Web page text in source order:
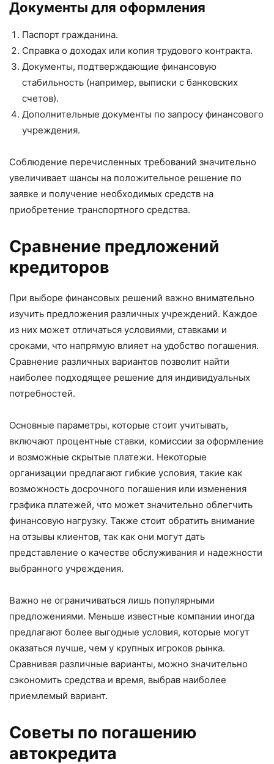
Документы для оформления
Паспорт гражданина.
Справка о доходах или копия трудового контракта.
Документы, подтверждающие финансовую
стабильность (например, выписки с банковских
счетов).
Дополнительные документы по запросу финансового
учреждения.
Соблюдение перечисленных требований значительно
увеличивает шансы на положительное решение по
заявке и получение необходимых средств на
приобретение транспортного средства.
Сравнение предложений
кредиторов
При выборе финансовых решений важно внимательно
изучить предложения различных учреждений. Каждое
из них может отличаться условиями, ставками и
сроками, что напрямую влияет на удобство погашения.
Сравнение различных вариантов позволит найти
наиболее подходящее решение для индивидуальных
потребностей.
Основные параметры, которые стоит учитывать,
включают процентные ставки, комиссии за оформление
и возможные скрытые платежи. Некоторые
организации предлагают гибкие условия, такие как
возможность досрочного погашения или изменения
графика платежей, что может значительно облегчить
финансовую нагрузку. Также стоит обратить внимание
на отзывы клиентов, так как они могут дать
представление о качестве обслуживания и надежности
выбранного учреждения.
Важно не ограничиваться лишь популярными
предложениями. Меньше известные компании иногда
предлагают более выгодные условия, которые могут
оказаться лучше, чем у крупных игроков рынка.
Сравнивая различные варианты, можно значительно
сэкономить средства и время, выбрав наиболее
приемлемый вариант.
Советы по погашению
автокредита